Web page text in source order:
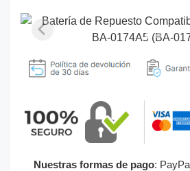
Nuestras formas de pago: